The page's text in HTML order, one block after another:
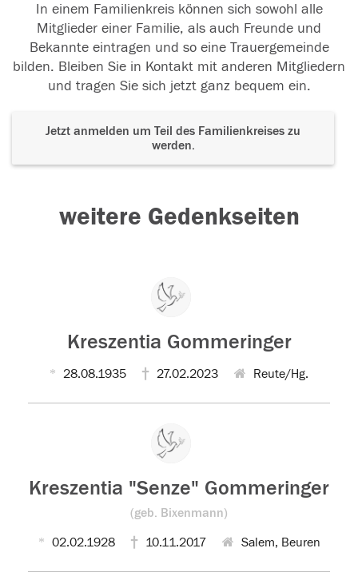
In einem Familienkreis können sich sowohl alle
Mitglieder einer Familie, als auch Freunde und
Bekannte eintragen und so eine Trauergemeinde
bilden. Bleiben Sie in Kontakt mit anderen Mitgliedern
und tragen Sie sich jetzt ganz bequem ein.
Jetzt anmelden um Teil des Familienkreises zu
werden.
weitere Gedenkseiten
Kreszentia Gommeringer
28.08.1935 27.02.2023 Reute/Hg.
Kreszentia "Senze" Gommeringer
(geb. Bixenmann)
02.02.1928 10.11.2017 Salem, Beuren